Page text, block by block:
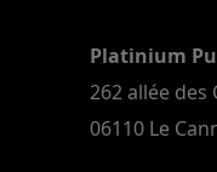
Platinium
262 allée des
06110 Le